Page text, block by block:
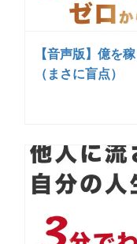
【音声版】億を
（まさに盲点）